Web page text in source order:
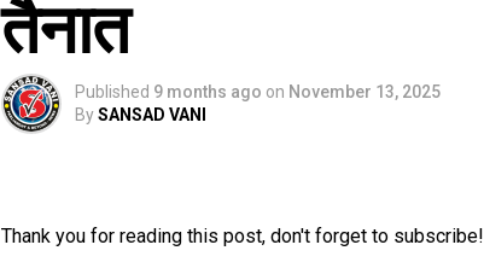
तैनात
Published 9 months ago on November 13, 2025
BySANSAD VANI
Thank you for reading this post, don't forget to subscribe!